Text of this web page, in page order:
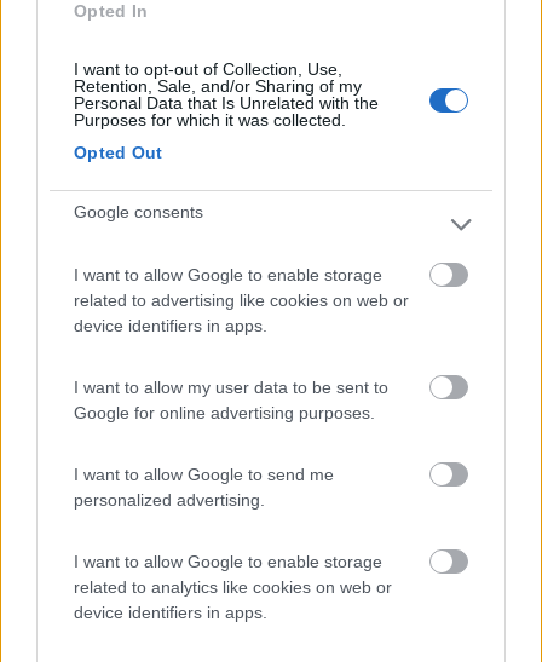
Opted In
I want to opt-out of Collection, Use,
Retention, Sale, and/or Sharing of my
Personal Data that Is Unrelated with the
Purposes for which it was collected.
Opted Out
Google consents
I want to allow Google to enable storage
related to advertising like cookies on web or
device identifiers in apps.
I want to allow my user data to be sent to
Google for online advertising purposes.
I want to allow Google to send me
personalized advertising.
I want to allow Google to enable storage
related to analytics like cookies on web or
device identifiers in apps.
impegnativo a livello di manutenzione, ingombri, manovrabilità e che
https://www.subito.it/caravan-e...
Questo tipo di camper potrebbe essere un soluzione...
Marcone
Pedro2
3922
In risposta al messaggio di veterandriver del 24/01/2025 alle 21:20:48
Inserito il25/01/2025 alle:00:02:37